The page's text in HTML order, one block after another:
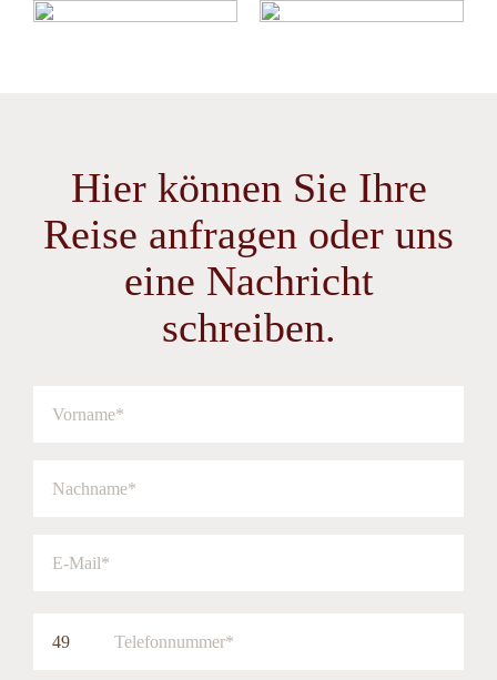
Hier können Sie Ihre
Reise anfragen oder uns
eine Nachricht
schreiben.